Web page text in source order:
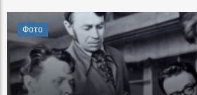
Фото